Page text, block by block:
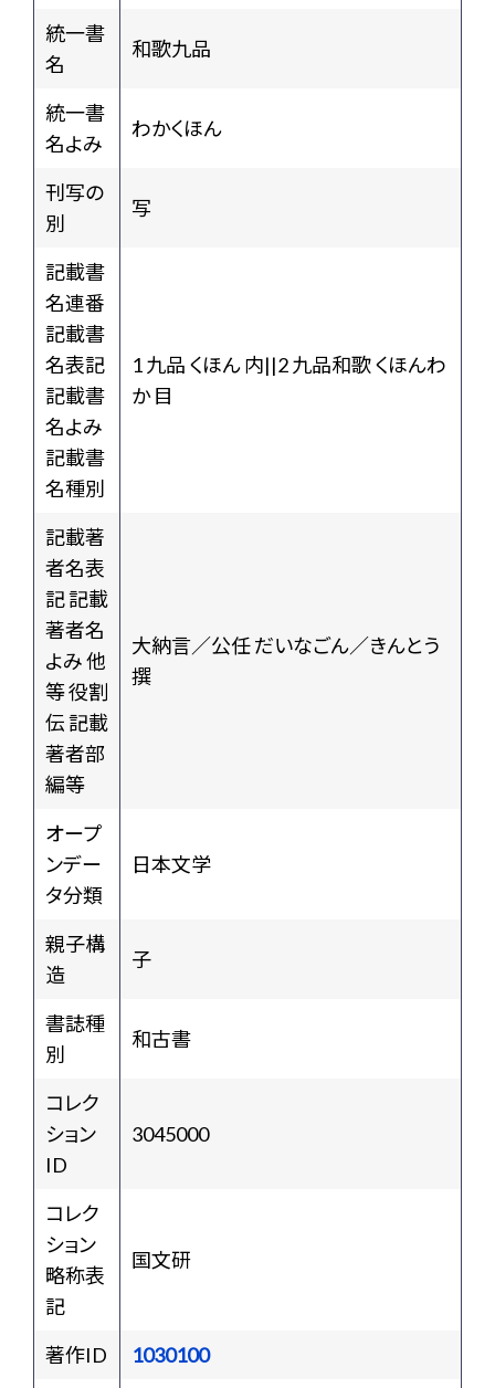
統一書
名
和歌九品
統一書
名よみ
わかくほん
刊写の
別
写
記載書
名連番
記載書
名表記
記載書
名よみ
記載書
名種別
1 九品 くほん 内||2 九品和歌 くほんわ
か 目
記載著
者名表
記 記載
著者名
よみ 他
等 役割
伝 記載
著者部
編等
大納言／公任 だいなごん／きんとう
撰
オープ
ンデー
タ分類
日本文学
親子構
造
子
書誌種
別
和古書
コレク
ション
ID
3045000
コレク
ション
略称表
記
国文研
著作ID 1030100